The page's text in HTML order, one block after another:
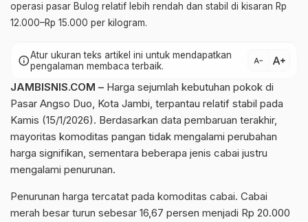
operasi pasar Bulog relatif lebih rendah dan stabil di kisaran Rp
12.000–Rp 15.000 per kilogram.
infoAtur ukuran teks artikel ini untuk mendapatkan
pengalaman membaca terbaik.
text_decrease text_increase
JAMBISNIS.COM – Harga sejumlah kebutuhan pokok di
Pasar Angso Duo, Kota Jambi, terpantau relatif stabil pada
Kamis (15/1/2026). Berdasarkan data pembaruan terakhir,
mayoritas komoditas pangan tidak mengalami perubahan
harga signifikan, sementara beberapa jenis cabai justru
mengalami penurunan.
Penurunan harga tercatat pada komoditas cabai. Cabai
merah besar turun sebesar 16,67 persen menjadi Rp 20.000